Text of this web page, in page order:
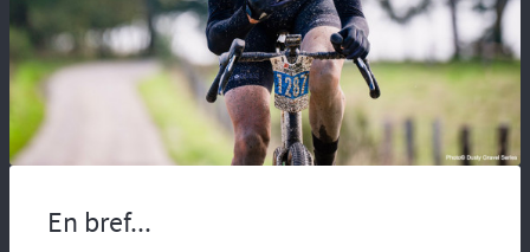
En bref...
maladie, vous risquez d’être coupés du
monde et de tous moyens de secours.
Compter sur l’assistance des autochtones
n’est pas toujours aisée …. Nous vous
recommandons de partir avec tous les
contacts administratifs et de secours
disponibles sur les pays traversés, prenez
le Guide du Routard ». Et par ces temps de